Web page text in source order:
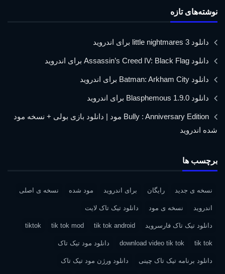
نوشته‌های تازه
دانلود little nightmares 3 برای اندروید
دانلود Assassin’s Creed IV: Black Flag برای اندروید
دانلود Batman: Arkham City برای اندروید
دانلود Blasphemous 1.9.0 برای اندروید
Bully : Anniversary Edition مود | دانلود بازی بولی + نسخه مود
شده اندروید
برچسب ها
نسخه ی جدید رایگان برای اندروید مود شده نسخه ی اصلی
اندروید نسخه ی مود دانلود تیک تاک لایت
دانلود تیک تاک فارسروید tik tok android
tik tok mod
tiktok
tik tok
download video tik tok دانلود مود تیک تاک
دانلود برنامه تیک تاک چینی دانلود ورژن مود تیک تاک